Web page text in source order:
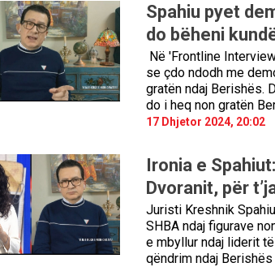
Spahiu pyet
do bëheni
Në 'Frontline
se çdo ndodh me
gratën ndaj Berishës.
do i heq non gratën
17 Dhjetor 2024, 20:02
Ironia e
Dvoranit, për
Juristi Kreshnik
SHBA ndaj figurave
e mbyllur ndaj liderit
qëndrim ndaj